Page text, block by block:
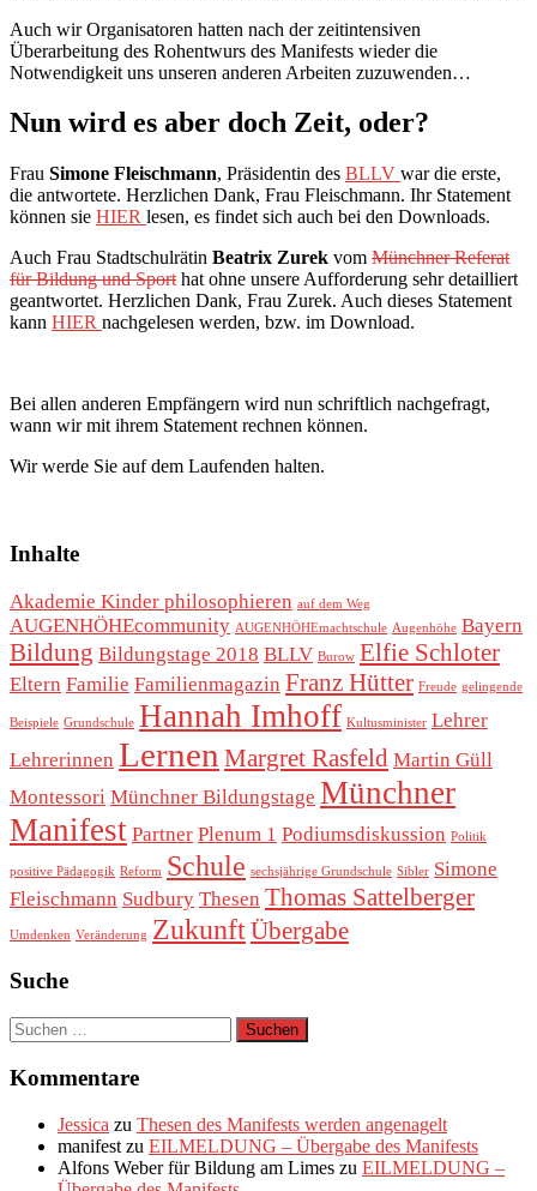
Auch wir Organisatoren hatten nach der zeitintensiven
Überarbeitung des Rohentwurs des Manifests wieder die
Notwendigkeit uns unseren anderen Arbeiten zuzuwenden…
Nun wird es aber doch Zeit, oder?
Frau Simone Fleischmann, Präsidentin des BLLV war die erste,
die antwortete. Herzlichen Dank, Frau Fleischmann. Ihr Statement
können sie HIER lesen, es findet sich auch bei den Downloads.
Auch Frau Stadtschulrätin Beatrix Zurek vom Münchner Referat
für Bildung und Sport hat ohne unsere Aufforderung sehr detailliert
geantwortet. Herzlichen Dank, Frau Zurek. Auch dieses Statement
kann HIER nachgelesen werden, bzw. im Download.
Bei allen anderen Empfängern wird nun schriftlich nachgefragt,
wann wir mit ihrem Statement rechnen können.
Wir werde Sie auf dem Laufenden halten.
Inhalte
Akademie Kinder philosophieren auf dem Weg
AUGENHÖHEcommunity AUGENHÖHEmachtschule Augenhöhe Bayern
Bildung Bildungstage 2018 BLLV Burow Elfie Schloter
Eltern Familie Familienmagazin Franz Hütter Freude gelingende
Beispiele Grundschule Hannah Imhoff Kultusminister Lehrer
Lehrerinnen Lernen Margret Rasfeld Martin Güll
Montessori Münchner Bildungstage Münchner
Manifest Partner Plenum 1 Podiumsdiskussion Politik
positive Pädagogik Reform Schule sechsjährige Grundschule Sibler Simone
Fleischmann Sudbury Thesen Thomas Sattelberger
Umdenken Veränderung ZukunftÜbergabe
Suche
Suchen
nach:
Kommentare
Jessica zu Thesen des Manifests werden angenagelt
manifest zu EILMELDUNG – Übergabe des Manifests
Alfons Weber für Bildung am Limes zu EILMELDUNG –